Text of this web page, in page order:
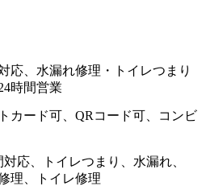
応、水漏れ修理・トイレつまり
時間営業
カード可、QRコード可、コンビ
応、トイレつまり、水漏れ、
理、トイレ修理